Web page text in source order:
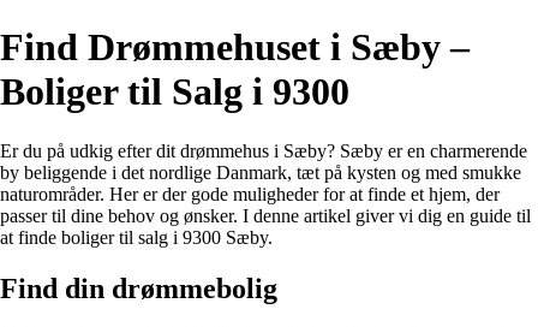
Find Drømmehuset i Sæby –
Boliger til Salg i 9300
Er du på udkig efter dit drømmehus i Sæby? Sæby er en charmerende
by beliggende i det nordlige Danmark, tæt på kysten og med smukke
naturområder. Her er der gode muligheder for at finde et hjem, der
passer til dine behov og ønsker. I denne artikel giver vi dig en guide til
at finde boliger til salg i 9300 Sæby.
Find din drømmebolig